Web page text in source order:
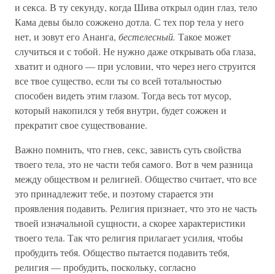
и секса. В ту секунду, когда Шива открыл один глаз, тело
Кама девы было сожжено дотла. С тех пор тела у него
нет, и зовут его Ананга, бестелесный. Такое может
случиться и с тобой. Не нужно даже открывать оба глаза,
хватит и одного — при условии, что через него струится
все твое существо, если ты со всей тотальностью
способен видеть этим глазом. Тогда весь тот мусор,
который накопился у тебя внутри, будет сожжен и
прекратит свое существование.
Важно помнить, что гнев, секс, зависть суть свойства
твоего тела, это не части тебя самого. Вот в чем разница
между обществом и религией. Общество считает, что все
это принадлежит тебе, и поэтому старается эти
проявления подавить. Религия признает, что это не часть
твоей изначальной сущности, а скорее характеристики
твоего тела. Так что религия прилагает усилия, чтобы
пробудить тебя. Общество пытается подавить тебя,
религия — пробудить, поскольку, согласно